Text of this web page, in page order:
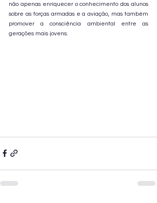
não apenas enriquecer o conhecimento dos alunos
sobre as forças armadas e a aviação, mas também
promover a consciência ambiental entre as
gerações mais jovens.